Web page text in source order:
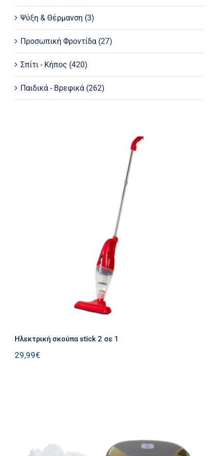
Ψύξη & Θέρμανση (3)
Προσωπική Φροντίδα (27)
Σπίτι - Κήπος (420)
Παιδικά - Βρεφικά (262)
Ηλεκτρική σκούπα stick 2 σε 1
Ηλεκτρική σκούπα stick 2 σε 1
29,99€